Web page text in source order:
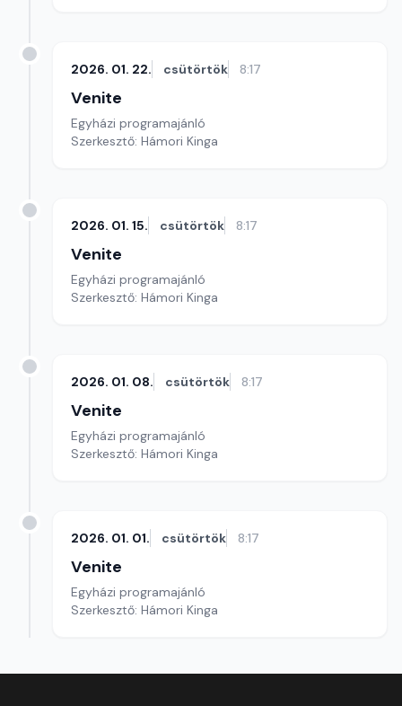
2026. 01. 22. csütörtök 8:17
Venite
Egyházi programajánló
Szerkesztő: Hámori Kinga
2026. 01. 15. csütörtök 8:17
Venite
Egyházi programajánló
Szerkesztő: Hámori Kinga
2026. 01. 08. csütörtök 8:17
Venite
Egyházi programajánló
Szerkesztő: Hámori Kinga
2026. 01. 01. csütörtök 8:17
Venite
Egyházi programajánló
Szerkesztő: Hámori Kinga